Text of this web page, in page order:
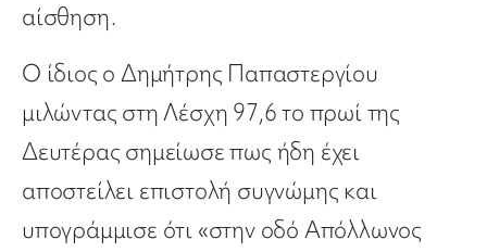
αίσθηση.
Ο ίδιος ο Δημήτρης Παπαστεργίου
μιλώντας στη Λέσχη 97,6 το πρωί της
Δευτέρας σημείωσε πως ήδη έχει
αποστείλει επιστολή συγνώμης και
υπογράμμισε ότι «στην οδό Απόλλωνος